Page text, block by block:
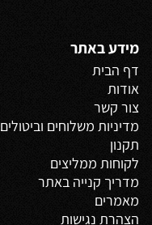
מידע באתר
דף הבית
אודות
צור קשר
מדיניות משלוחים וביטולים
תקנון
לקוחות ממליצים
מדריך קנייה באתר
מאמרים
הצהרת נגישות